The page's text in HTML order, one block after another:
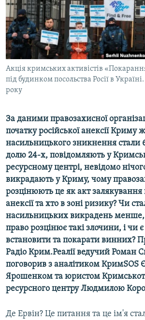
СВІДЧЕННЯ ОКУПАЦІЇ
УКРАЇНСЬКА ПРОБЛЕМА КРИМУ
ІНФОГРАФІКА
Qırımtatar
ДОЛУЧАЙСЯ!
Усі сайти RFE/RL
Акція кримських активістів
під будинком посольства Росії в
року
За даними правозахисної
початку російської анексії Криму
насильницького зникнення стали
долю 24-х, повідомляють у
ресурсному центрі, невідомо
викрадають у Криму, чому
розцінюють це як акт залякування
анексії та хто в зоні ризику? Чи
насильницьких викрадень
право розцінює такі злочини, і чи
встановити та покарати винних?
Радіо Крим.Реалії ведучий Роман
поговорив з аналітиком КримSOS
Ярошенком та юристом
ресурсного центру Людмилою
Де Ервін? Це питання та це ім'я